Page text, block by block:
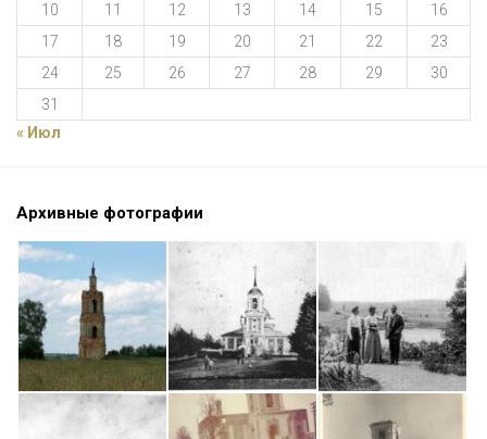
10
11 12 13 14 15
16
17
18 19 20 21 22
23
24
25 26 27 28 29
30
31
« Июл
Архивные фотографии